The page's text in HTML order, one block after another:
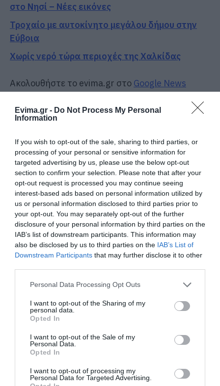
Evima.gr - Do Not Process My Personal
Information
If you wish to opt-out of the sale, sharing to third parties, or
processing of your personal or sensitive information for
targeted advertising by us, please use the below opt-out
section to confirm your selection. Please note that after your
opt-out request is processed you may continue seeing
interest-based ads based on personal information utilized by
us or personal information disclosed to third parties prior to
your opt-out. You may separately opt-out of the further
disclosure of your personal information by third parties on the
IAB’s list of downstream participants. This information may
also be disclosed by us to third parties on the IAB’s List of
Downstream Participants that may further disclose it to other
Please note that this website/app uses one or more Google
not limited to your visit or usage behaviour. You may click to
grant or deny consent to Google and its third-party tags to
use your data for below specified purposes in below Google
consent section.
Personal Data Processing Opt Outs
I want to opt-out of the Sharing of my
personal data.
Opted In
I want to opt-out of the Sale of my
Personal Data.
Opted In
I want to opt-out of processing my
Personal Data for Targeted Advertising.
στο Νησί – Νέες εικόνες
Τροχαίο με αυτοκίνητο μεγάλου δήμου στην
Εύβοια
Χωρίς νερό τώρα περιοχές της Χαλκίδας
Ακολουθήστε το evima.gr στο Google News
Διαβάστε όλες τις ειδήσεις για την Εύβοια
Ελλάδα και τον Κόσμο στο evima.gr
TAGS: #KAIROS
ΕΙΔΗΣΕΙΣ ΕΥΒΟΙΑ
ΕΚΤΚΑΤΟ ΔΕΚΤΙΟ
ΕΥΒΟΙΑ ΖΕΣΤΗ
ΚΥΡΙΑΚΗ
ΝΕΑ
ΡΟΗ ΕΙΔΗΣΕΩΝ
Νεκρός 75χρονος που είχε φύγει
για το χωράφι του
07.08.2026 | 13:30
Το evima.gr Αποκαλύπτει: Τρία
πυροσβεστικά οχήματα έφτασαν
στην Εύβοια! Που θα δοθούν
07.08.2026 | 13:05
Συντάξεις: Ποιοι θα πάρουν
αύξηση το 2027 – Τα ποσά
07.08.2026 | 13:00
Σκύρος: Στάχτη πάνω από 1.000